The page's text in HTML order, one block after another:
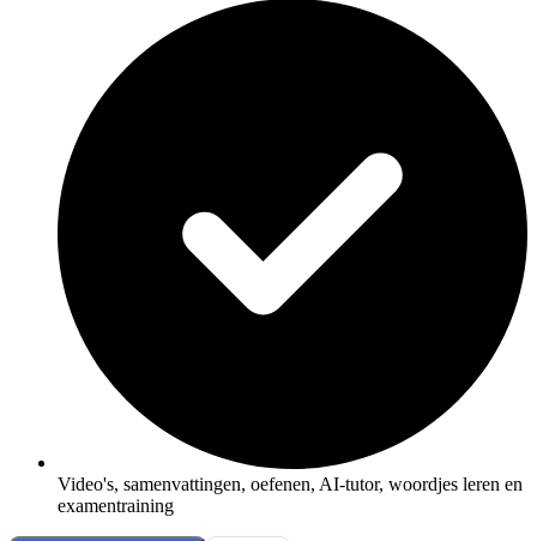
Video's, samenvattingen, oefenen, AI-tutor, woordjes leren en
examentraining